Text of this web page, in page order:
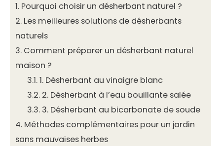
1. Pourquoi choisir un désherbant naturel ?
2. Les meilleures solutions de désherbants
naturels
3. Comment préparer un désherbant naturel
maison ?
3.1.1. Désherbant au vinaigre blanc
3.2. 2. Désherbant à l’eau bouillante salée
3.3. 3. Désherbant au bicarbonate de soude
4. Méthodes complémentaires pour un jardin
sans mauvaises herbes